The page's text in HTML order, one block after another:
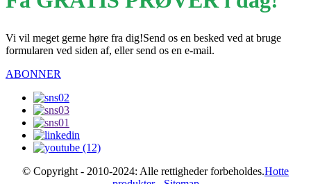
Vi vil meget gerne høre fra dig!Send os en besked ved at bruge
formularen ved siden af, eller send os en e-mail.
ABONNER
© Copyright - 2010-2024: Alle rettigheder forbeholdes.Hotte